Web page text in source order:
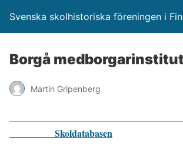
Svenska skolhistoriska föreningen i
Borgå
Martin Gripenberg
Skoldatabasen